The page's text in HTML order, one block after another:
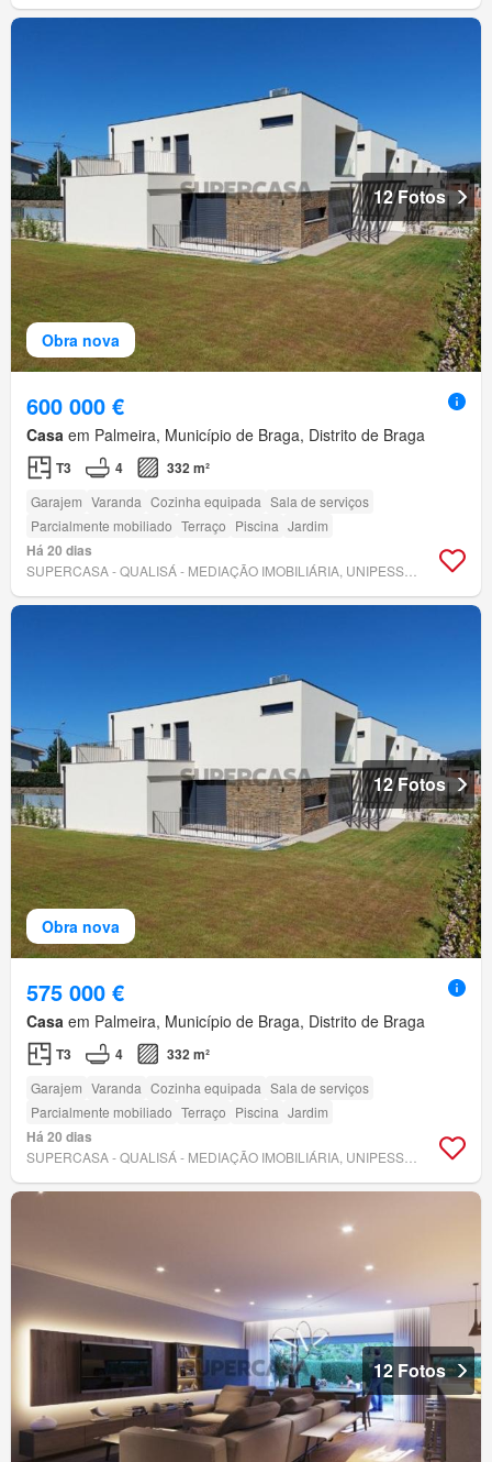
Obra nova
12 Fotos
600 000 €
Casa em Palmeira, Município de Braga, Distrito de Braga
T3 4 332 m²
Garajem Varanda Cozinha equipada Sala de serviços
Parcialmente mobiliado Terraço Piscina Jardim
Há 20 dias
Obra nova
12 Fotos
575 000 €
Casa em Palmeira, Município de Braga, Distrito de Braga
T3 4 332 m²
Garajem Varanda Cozinha equipada Sala de serviços
Parcialmente mobiliado Terraço Piscina Jardim
Há 20 dias
12 Fotos